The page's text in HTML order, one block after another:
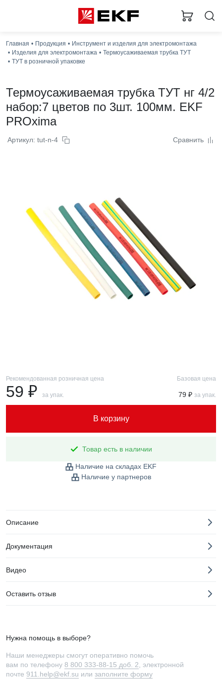
Главная Продукция
Инструмент и изделия для электромонтажа
Изделия для электромонтажа
Термоусаживаемая трубка ТУТ
ТУТ в розничной упаковке
Термоусаживаемая трубка ТУТ нг 4/2
набор:7 цветов по 3шт. 100мм. EKF
PROxima
Артикул: tut-n-4 Сравнить
Рекомендованная розничная цена
59 ₽ за упак.
Базовая цена
79 ₽ за упак.
В корзину
Товар есть в наличии
Наличие на складах EKF
Наличие у партнеров
Описание
Документация
Видео
Оставить отзыв
Нужна помощь в выборе?
Наши менеджеры смогут оперативно помочь
вам по телефону 8 800 333-88-15 доб. 2 , электронной
почте 911.help@ekf.su или заполните форму